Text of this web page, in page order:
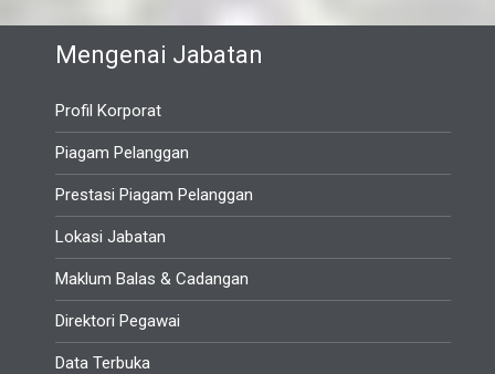
Mengenai Jabatan
Profil Korporat
Piagam Pelanggan
Prestasi Piagam Pelanggan
Lokasi Jabatan
Maklum Balas & Cadangan
Direktori Pegawai
Data Terbuka